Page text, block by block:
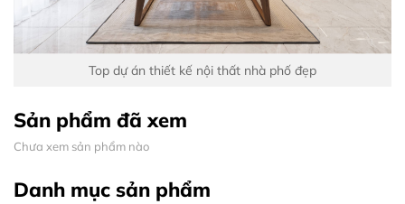
Top dự án thiết kế nội thất nhà phố đẹp
Sản phẩm đã xem
Chưa xem sản phẩm nào
Danh mục sản phẩm